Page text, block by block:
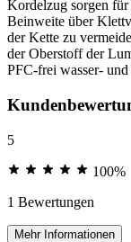
Kordelzug sorgen
Beinweite über
der Kette zu
der Oberstoff der
PFC-frei wasser- und
5
100%
1 Bewertungen
Mehr Informationen